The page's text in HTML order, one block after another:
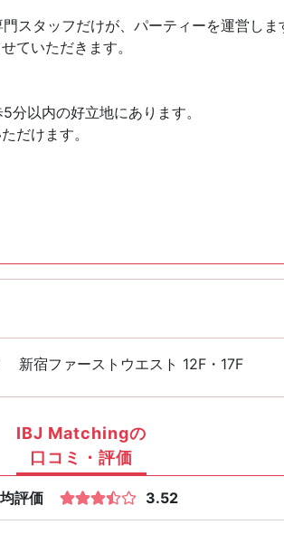
スタッフだけが、パーティーを運営しま
ていただきます。
以内の好立地にあります。
だけます。
新宿ファーストウエスト 12F・17F
IBJ Matchingの
口コミ・評価
評価 3.52